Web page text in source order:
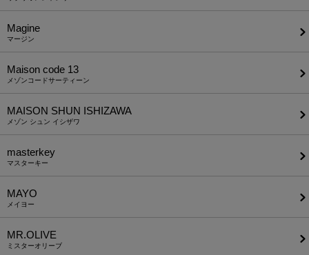
Magine
マージン
Maison code 13
メゾンコードサーティーン
MAISON SHUN ISHIZAWA
メゾン シュン イシザワ
masterkey
マスターキー
MAYO
メイヨー
MR.OLIVE
ミスターオリーブ